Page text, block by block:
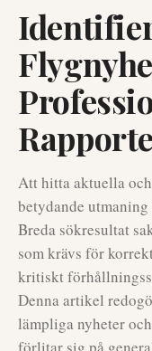
Att hitta aktuella
betydande
Breda sökresultat
som krävs för
kritiskt
Denna artikel
lämpliga nyheter